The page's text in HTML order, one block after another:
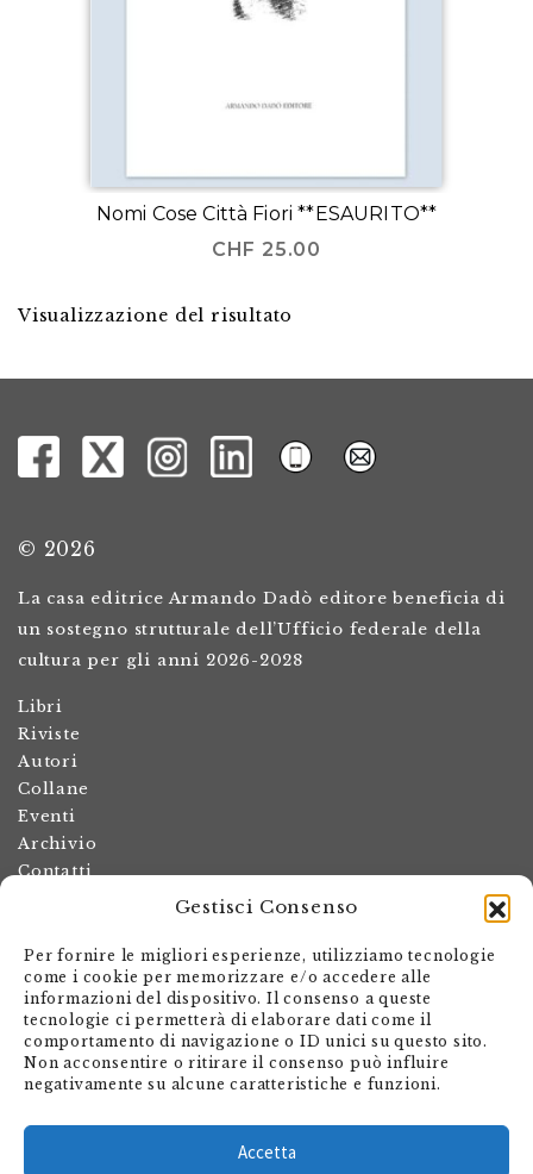
Gestisci Consenso
Per fornire le migliori esperienze, utilizziamo tecnologie
come i cookie per memorizzare e/o accedere alle
informazioni del dispositivo. Il consenso a queste
tecnologie ci permetterà di elaborare dati come il
comportamento di navigazione o ID unici su questo sito.
Non acconsentire o ritirare il consenso può influire
negativamente su alcune caratteristiche e funzioni.
Accetta
Nomi Cose Città Fiori **ESAURITO**
CHF 25.00
Visualizzazione del risultato
© 2026
La casa editrice Armando Dadò editore beneficia di
un sostegno strutturale dell’Ufficio federale della
cultura per gli anni 2026-2028
Libri
Riviste
Autori
Collane
Eventi
Archivio
Contatti
Termini e condizioni
Spese di spedizione
Politica dei resi
Informativa sulla privacy
Il mio account
Carrello
Via Giovanni Antonio Orelli 29